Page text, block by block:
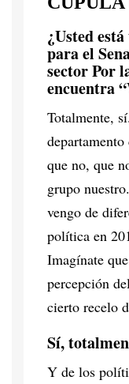
¿Usted
para el
sector Por
encuentra
Totalmente,
departamento
que no, que
grupo
vengo de
política en
Imagínate
percepción
cierto recelo
Sí,
Y de los